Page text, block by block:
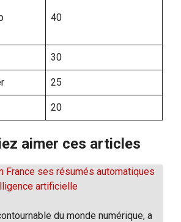
40
30
25
20
aimer ces articles
France ses résumés automatiques
artificielle
du monde numérique, a